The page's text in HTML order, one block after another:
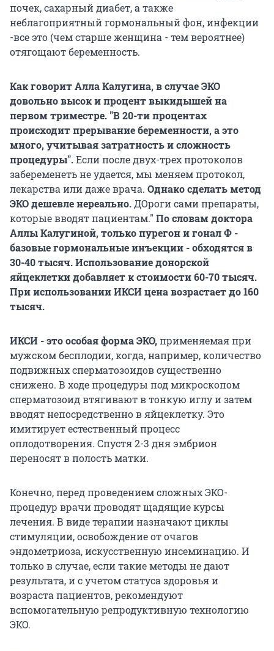
почек, сахарный диабет, а также
неблагоприятный гормональный фон, инфекции
-все это (чем старше женщина - тем вероятнее)
отягощают беременность.
Как говорит Алла Калугина, в случае ЭКО
довольно высок и процент выкидышей на
первом триместре. "В 20-ти процентах
происходит прерывание беременности, а это
много, учитывая затратность и сложность
процедуры".Если после двух-трех протоколов
забеременеть не удается, мы меняем протокол,
лекарства или даже врача. Однако сделать метод
ЭКО дешевле нереально.ДОроги сами препараты,
которые вводят пациентам." По словам доктора
Аллы Калугиной, только пурегон и гонал Ф -
базовые гормональные инъекции - обходятся в
30-40 тысяч. Использование донорской
яйцеклетки добавляет к стоимости 60-70 тысяч.
При использовании ИКСИ цена возрастает до 160
тысяч.
ИКСИ - это особая форма ЭКО,применяемая при
мужском бесплодии, когда, например, количество
подвижных сперматозоидов существенно
снижено. В ходе процедуры под микроскопом
сперматозоид втягивают в тонкую иглу и затем
вводят непосредственно в яйцеклетку. Это
имитирует естественный процесс
оплодотворения. Спустя 2-3 дня эмбрион
переносят в полость матки.
Конечно, перед проведением сложных ЭКО-
процедур врачи проводят щадящие курсы
лечения. В виде терапии назначают циклы
стимуляции, освобождение от очагов
эндометриоза, искусственную инсеминацию. И
только в случае, если такие методы не дают
результата, и с учетом статуса здоровья и
возраста пациентов, рекомендуют
вспомогательную репродуктивную технологию
ЭКО.